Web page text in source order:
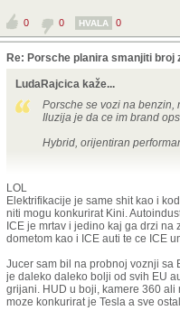
0 0 HVALA 0
Re: Porsche planira smanjiti broj
LudaRajcica kaže...
Porsche se vozi na benzin,
Iluzija je da ce im brand
Hybrid, orijentiran
A ono sto EU ato industriju
spasiti od icega.... samo
LOL
Elektrifikacije je same shit kao i
niti mogu konkurirat Kini.
ICE je mrtav i jedino kaj ga drzi
dometom kao i ICE auti te ce ICE
Jucer sam bil na probnoj voznji sa
je daleko daleko bolji od svih EU
grijani. HUD u boji, kamere 360 ali
moze konkurirat je Tesla a sve